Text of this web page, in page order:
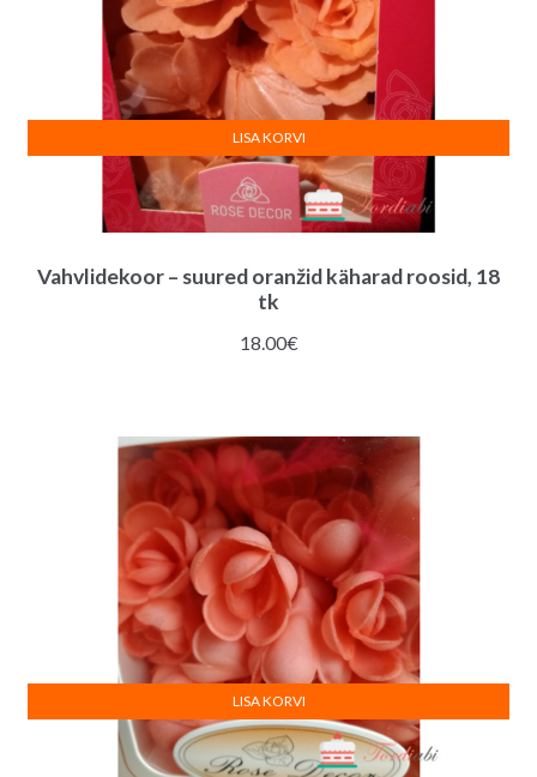
Vahvlidekoor – suured oranžid käharad roosid, 18
tk
18.00€
LISA KORVI
LISA KORVI